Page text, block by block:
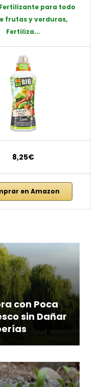
Fertilizante para todo
frutas y verduras,
Fertiliza...
8,25€
en Amazon
con Poca
sin Dañar